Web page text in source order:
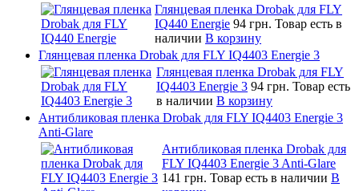
Глянцевая пленка Drobak для FLY
IQ440 Energie 94 грн. Товар есть в
наличии В корзину
Глянцевая пленка Drobak для FLY IQ4403 Energie 3
Глянцевая пленка Drobak для FLY
IQ4403 Energie 3 94 грн. Товар есть
в наличии В корзину
Антибликовая пленка Drobak для FLY IQ4403 Energie 3
Anti-Glare
Антибликовая пленка Drobak для
FLY IQ4403 Energie 3 Anti-Glare
141 грн. Товар есть в наличии В